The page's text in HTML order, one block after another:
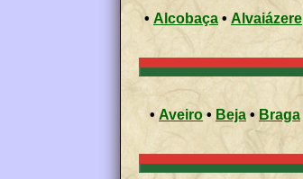
• Alcobaça • Alvaiázere
• Aveiro• Beja • Braga